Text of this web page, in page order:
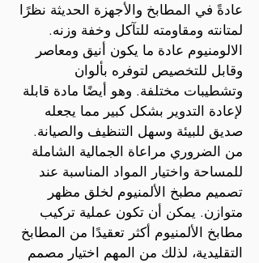
عادةً في المطابخ والأجهزة الحديثة نظرًا
لمتانته ومقاومته للتآكل وخفة وزنه.
الالومنيوم عادة ما يكون أنيق ومعاصر
وقابل للتخصيص لتوفره بألوان
وتشطيبات مختلفة. وهو أيضًا مادة قابلة
لإعادة التدوير بشكل كبير مما يجعله
صديق للبيئة وسهل التنظيف والصيانة.
من الضروري مراعاة الجمالية الشاملة
للمساحة واختيار المواد المناسبة عند
تصميم مطبخ الألمنيوم لخلق مظهر
متوازن. يمكن أن تكون عملية تركيب
مطابخ الألمنيوم أكثر تعقيدًا من المطابخ
التقليدية، لذلك من المهم اختيار مصمم